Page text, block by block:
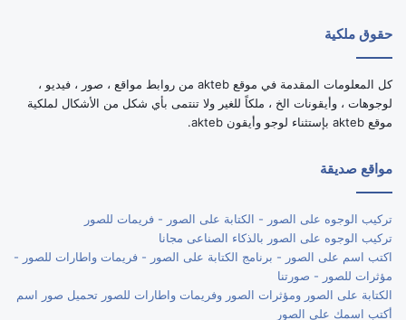
حقوق ملكية
كل المعلومات المقدمة في موقع akteb من روابط مواقع ، صور ، فيديو ،
لوجوهات ، وأيقونات الخ ، ملكاً للغير ولا تنتمى بأي شكل من الأشكال لملكية
موقع akteb بإستثناء لوجو وأيقون akteb.
مواقع صديقة
تركيب الوجوه على الصور - الكتابة على الصور - فريمات للصور
تركيب الوجوه على الصور بالذكاء الصناعى مجانا
اكتب اسم على الصور - برنامج الكتابة على الصور - فريمات واطارات للصور -
مؤثرات للصور - صورتنا
الكتابة على الصور ومؤثرات الصور وفريمات واطارات للصور تحميل صور اسم
أكتب اسمك على الصور